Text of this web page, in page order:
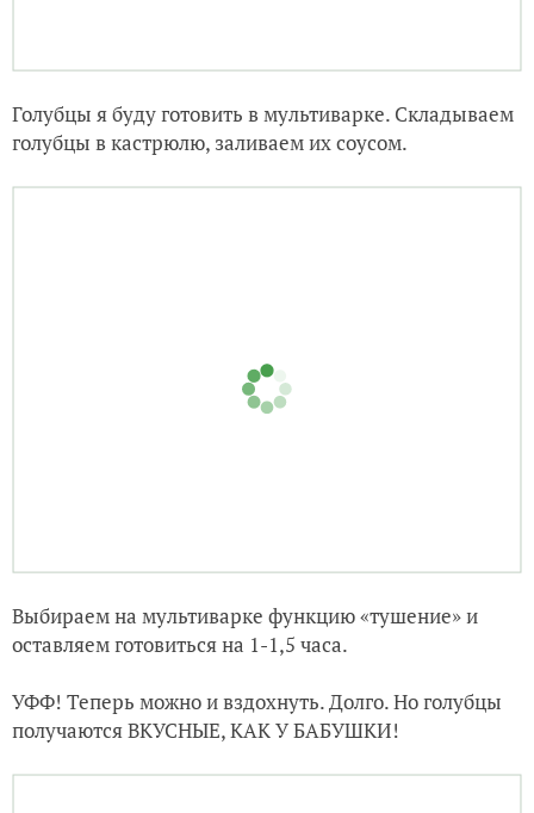
УФФ! Теперь можно и вздохнуть. Долго. Но голубцы
получаются ВКУСНЫЕ, КАК У БАБУШКИ!